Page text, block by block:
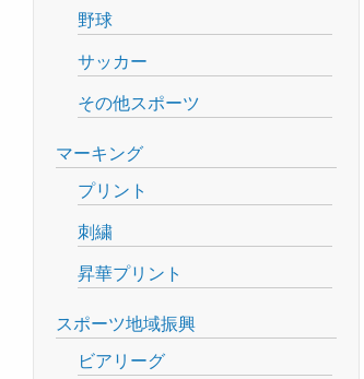
野球
サッカー
その他スポーツ
マーキング
プリント
刺繍
昇華プリント
スポーツ地域振興
ビアリーグ